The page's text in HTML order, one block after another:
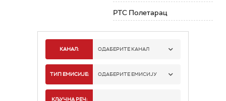
РТС Полетарац
КАНАЛ: ОДАБЕРИТЕ КАНАЛ
РТС 1
ТИП ЕМИСИЈЕ: ОДАБЕРИТЕ ЕМИСИЈУ
КЉУЧНА РЕЧ: